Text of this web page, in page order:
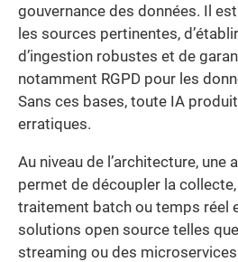
gouvernance des données. Il
les sources pertinentes,
d’ingestion robustes et de
notamment RGPD pour les
Sans ces bases, toute IA
erratiques.
Au niveau de l’architecture, une
permet de découpler la
traitement batch ou temps réel
solutions open source telles
streaming ou des